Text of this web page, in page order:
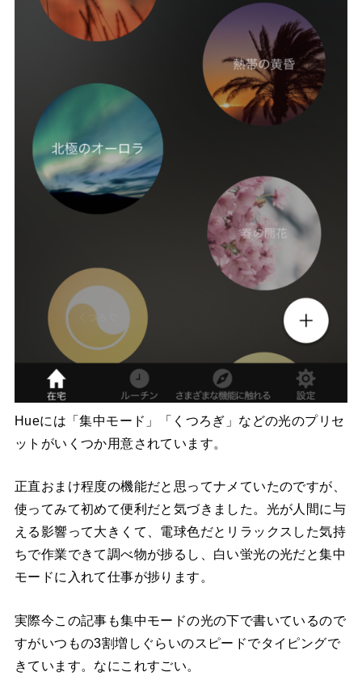
Hueには「集中モード」「くつろぎ」などの光のプリセ
ットがいくつか用意されています。
正直おまけ程度の機能だと思ってナメていたのですが、
使ってみて初めて便利だと気づきました。光が人間に与
える影響って大きくて、電球色だとリラックスした気持
ちで作業できて調べ物が捗るし、白い蛍光の光だと集中
モードに入れて仕事が捗ります。
実際今この記事も集中モードの光の下で書いているので
すがいつもの3割増しぐらいのスピードでタイピングで
きています。なにこれすごい。